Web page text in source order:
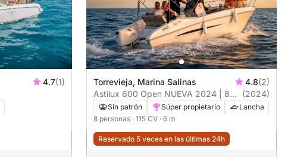
4.7(1)
Torrevieja, Marina Salinas 4.8(2)
Astilux 600 Open NUEVA 2024 | 8
personas | Suzuki 115 CV
(2024)
Sin patrón Súper propietario
Lancha
8 personas · 115 CV · 6 m
Reservado 5 veces en las últimas 24h